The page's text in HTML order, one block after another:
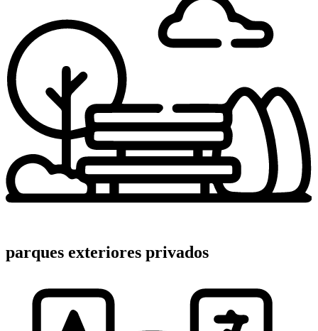
parques exteriores privados